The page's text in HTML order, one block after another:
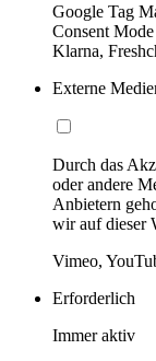
Google Tag
Consent
Klarna,
Externe
Durch das
oder andere
Anbietern
wir auf dieser
Vimeo,
Erforderlich
Immer aktiv